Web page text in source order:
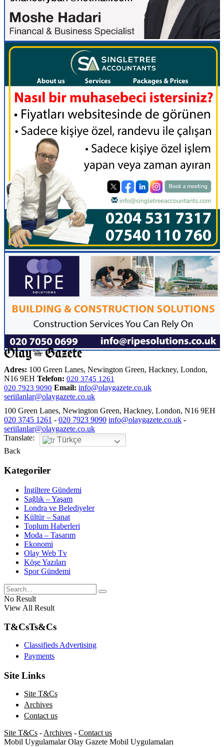
Adres: 100 Green Lanes, Newington Green, Hackney, London,
N16 9EH Telefon: 020 3745 1261
020 7923 9090 Email: info@olaygazete.co.uk
seriilanlar@olaygazete.co.uk
100 Green Lanes, Newington Green, Hackney, London, N16 9EH
020 3745 1261 - 020 7923 9090 info@olaygazete.co.uk -
seriilanlar@olaygazete.co.uk
Translate:
Türkçe
Back
Kategoriler
İngiltere Gündemi
Sağlık – Yaşam
Londra ve Belediyeler
Kültür – Sanat
Toplum Haberleri
Moda – Tasarım
Ekonomi
Olay Web Tv
Köşe Yazıları
Spor Gündemi
No Result
View All Result
T&CsTs&Cs
Classifieds Advertising
Payments
Site Links
Site T&Cs
Archives
Contact us
Site T&Cs - Archives - Contact us
Mobil Uygulamalar Olay Gazete Mobil Uygulamaları